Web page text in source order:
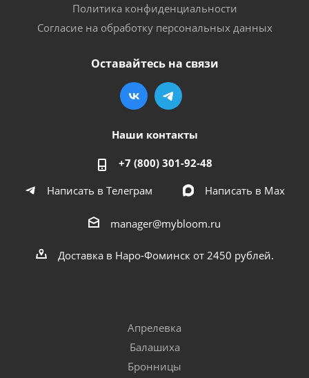
Политика конфиденциальности
Согласие на обработку персональных данных
Оставайтесь на связи
Наши контакты
+7 (800) 301-92-48
Написать в Телеграм
Написать в Мах
manager@mybloom.ru
Доставка в Наро-Фоминск от 2450 рублей.
Апрелевка
Балашиха
Бронницы